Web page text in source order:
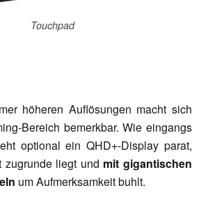
Touchpad
höheren Auflösungen macht sich
Bereich bemerkbar. Wie eingangs
optional ein QHD+-Display parat,
zugrunde liegt und mit gigantischen
um Aufmerksamkeit buhlt.